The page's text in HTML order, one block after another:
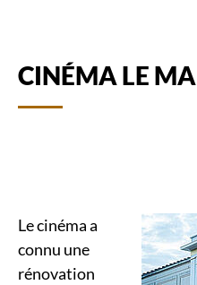
CINÉMA LE
Le cinéma a
connu une
rénovation